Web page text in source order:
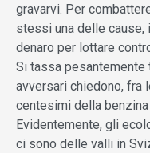
gravarvi. Per
stessi una delle
denaro per lottare
Si tassa
avversari chiedono, fra
centesimi della
Evidentemente, gli
ci sono delle valli in